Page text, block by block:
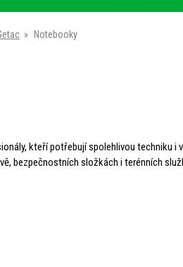
» Notebooky
kteří potřebují spolehlivou techniku i
bezpečnostních složkách i terénních